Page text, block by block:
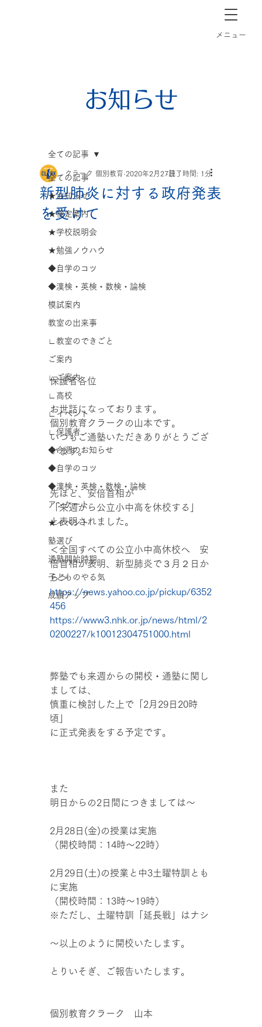
​メニュー
全ての記事
★お知らせ
★検定案内
★学校説明会
★勉強ノウハウ
◆自学のコツ
◆漢検・英検・数検・論検
模試案内
教室の出来事
∟教室のできごと
ご案内
∟ご案内
∟高校
∟イベント
∟保護者
◆今週のお知らせ
◆自学のコツ
◆漢検・英検・数検・論検
アンケート
★イベント
塾選び
通塾開始時期
子どものやる気
成績アップ
全ての記事
新型肺炎に対する政府発表
を受けて
クラーク 個別教育 2020年2月27日読了時間: 1分
保護者各位
お世話になっております。
個別教育クラークの山本です。
いつもご通塾いただきありがとうござ
います。
先ほど、安倍首相が
「来週から公立小中高を休校する」
と表明されました。
＜全国すべての公立小中高休校へ　安
倍首相が表明、新型肺炎で３月２日か
ら＞
https://news.yahoo.co.jp/pickup/6352
456
https://www3.nhk.or.jp/news/html/2
0200227/k10012304751000.html
弊塾でも来週からの開校・通塾に関し
ましては、
慎重に検討した上で「2月29日20時
頃」
に正式発表をする予定です。
また
明日からの2日間につきましては～
2月28日(金)の授業は実施
（開校時間：14時〜22時）
2月29日(土)の授業と中3土曜特訓とも
に実施
（開校時間：13時〜19時）
※ただし、土曜特訓「延長戦」はナシ
～以上のように開校いたします。
とりいそぎ、ご報告いたします。
個別教育クラーク　山本
お知らせ